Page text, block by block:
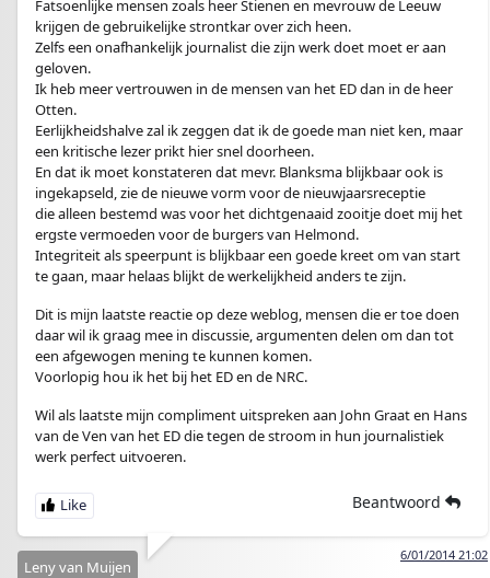
Fatsoenlijke mensen zoals heer Stienen en mevrouw de Leeuw
krijgen de gebruikelijke strontkar over zich heen.
Zelfs een onafhankelijk journalist die zijn werk doet moet er aan
geloven.
Ik heb meer vertrouwen in de mensen van het ED dan in de heer
Otten.
Eerlijkheidshalve zal ik zeggen dat ik de goede man niet ken, maar
een kritische lezer prikt hier snel doorheen.
En dat ik moet konstateren dat mevr. Blanksma blijkbaar ook is
ingekapseld, zie de nieuwe vorm voor de nieuwjaarsreceptie
die alleen bestemd was voor het dichtgenaaid zooitje doet mij het
ergste vermoeden voor de burgers van Helmond.
Integriteit als speerpunt is blijkbaar een goede kreet om van start
te gaan, maar helaas blijkt de werkelijkheid anders te zijn.
Dit is mijn laatste reactie op deze weblog, mensen die er toe doen
daar wil ik graag mee in discussie, argumenten delen om dan tot
een afgewogen mening te kunnen komen.
Voorlopig hou ik het bij het ED en de NRC.
Wil als laatste mijn compliment uitspreken aan John Graat en Hans
van de Ven van het ED die tegen de stroom in hun journalistiek
werk perfect uitvoeren.
Beantwoord
6/01/2014 21:02
Leny van Muijen